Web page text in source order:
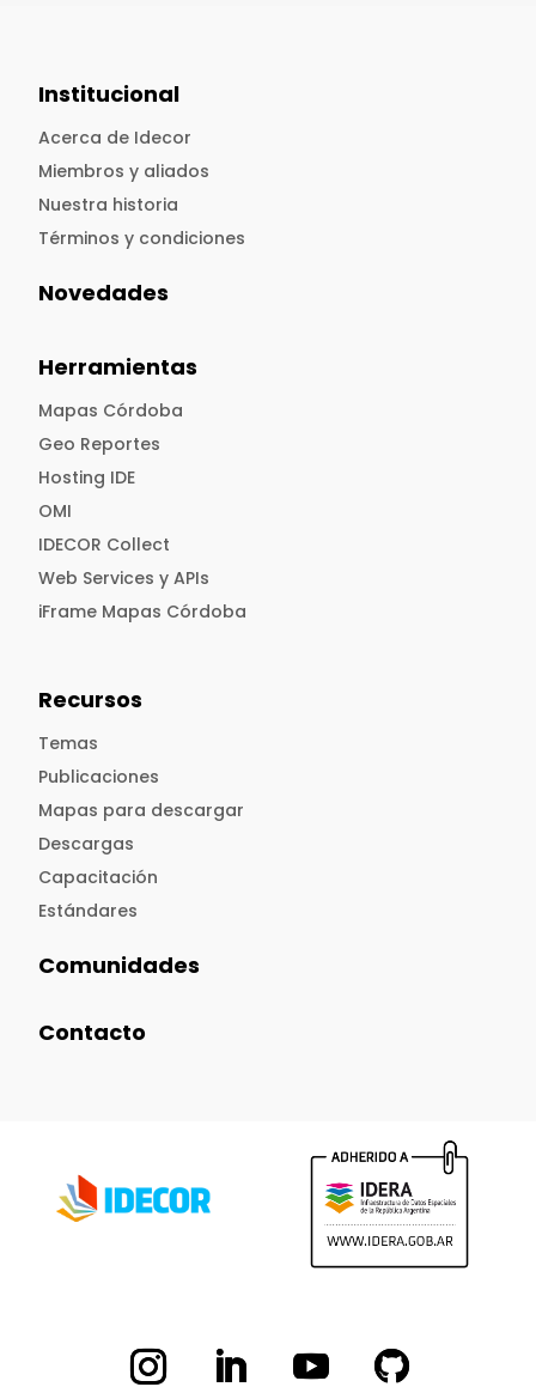
Institucional
Acerca de Idecor
Miembros y aliados
Nuestra historia
Términos y condiciones
Novedades
Herramientas
Mapas Córdoba
Geo Reportes
Hosting IDE
OMI
IDECOR Collect
Web Services y APIs
iFrame Mapas Córdoba
Recursos
Temas
Publicaciones
Mapas para descargar
Descargas
Capacitación
Estándares
Comunidades
Contacto